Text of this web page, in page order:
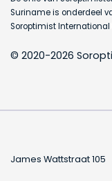
Suriname is onderdeel
Soroptimist International
© 2020-2026
James Wattstraat 105